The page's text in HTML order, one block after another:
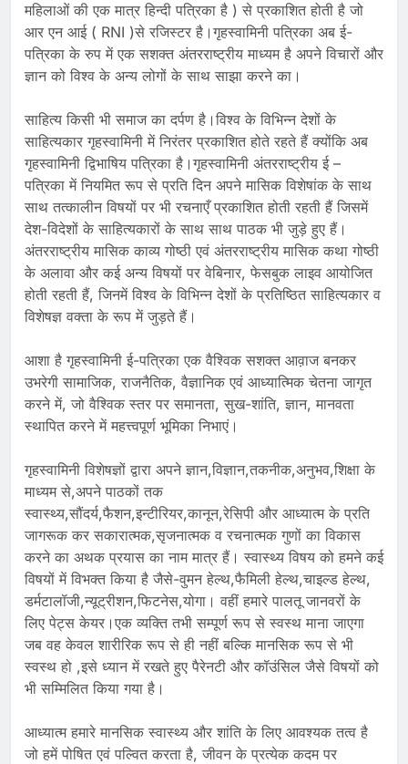
महिलाओं की एक मात्र हिन्दी पत्रिका है ) से प्रकाशित होती है जो
आर एन आई ( RNI )से रजिस्टर है।गृहस्वामिनी पत्रिका अब ई-
पत्रिका के रुप में एक सशक्त अंतरराष्ट्रीय माध्यम है अपने विचारों और
ज्ञान को विश्व के अन्य लोगों के साथ साझा करने का।
साहित्य किसी भी समाज का दर्पण है।विश्व के विभिन्न देशों के
साहित्यकार गृहस्वामिनी में निरंतर प्रकाशित होते रहते हैं क्योंकि अब
गृहस्वामिनी द्विभाषिय पत्रिका है।गृहस्वामिनी अंतरराष्ट्रीय ई –
पत्रिका में नियमित रूप से प्रति दिन अपने मासिक विशेषांक के साथ
साथ तत्कालीन विषयों पर भी रचनाएँ प्रकाशित होती रहती हैं जिसमें
देश-विदेशों के साहित्यकारों के साथ साथ पाठक भी जुड़े हुए हैं।
अंतरराष्ट्रीय मासिक काव्य गोष्ठी एवं अंतरराष्ट्रीय मासिक कथा गोष्ठी
के अलावा और कई अन्य विषयों पर वेबिनार, फेसबुक लाइव आयोजित
होती रहती हैं, जिनमें विश्व के विभिन्न देशों के प्रतिष्ठित साहित्यकार व
विशेषज्ञ वक्ता के रूप में जुड़ते हैं।
आशा है गृहस्वामिनी ई-पत्रिका एक वैश्विक सशक्त आव़ाज बनकर
उभरेगी सामाजिक, राजनैतिक, वैज्ञानिक एवं आध्यात्मिक चेतना जागृत
करने में, जो वैश्विक स्तर पर समानता, सुख-शांति, ज्ञान, मानवता
स्थापित करने में महत्त्वपूर्ण भूमिका निभाएं।
गृहस्वामिनी विशेषज्ञों द्वारा अपने ज्ञान,विज्ञान,तकनीक,अनुभव,शिक्षा के
माध्यम से,अपने पाठकों तक
स्वास्थ्य,सौंदर्य,फैशन,इन्टीरियर,कानून,रेसिपी और आध्यात्म के प्रति
जागरूक कर सकारात्मक,सृजनात्मक व रचनात्मक गुणों का विकास
करने का अथक प्रयास का नाम मात्र हैं। स्वास्थ्य विषय को हमने कई
विषयों में विभक्त किया है जैसे-वुमन हेल्थ,फैमिली हेल्थ,चाइल्ड हेल्थ,
डर्मटालॉजी,न्यूट्रीशन,फिटनेस,योगा। वहीं हमारे पालतू जानवरों के
लिए पेट्स केयर।एक व्यक्ति तभी सम्पूर्ण रूप से स्वस्थ माना जाएगा
जब वह केवल शारीरिक रूप से ही नहीं बल्कि मानसिक रूप से भी
स्वस्थ हो ,इसे ध्यान में रखते हुए पैरेनटी और कॉउंसिल जैसे विषयों को
भी सम्मिलित किया गया है।
आध्यात्म हमारे मानसिक स्वास्थ्य और शांति के लिए आवश्यक तत्व है
जो हमें पोषित एवं पल्वित करता है, जीवन के प्रत्येक कदम पर